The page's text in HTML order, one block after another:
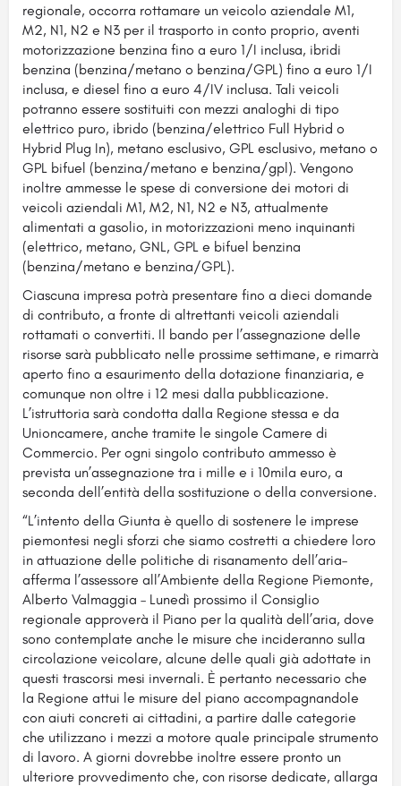
regionale, occorra rottamare un veicolo aziendale M1,
M2, N1, N2 e N3 per il trasporto in conto proprio, aventi
motorizzazione benzina fino a euro 1/I inclusa, ibridi
benzina (benzina/metano o benzina/GPL) fino a euro 1/I
inclusa, e diesel fino a euro 4/IV inclusa. Tali veicoli
potranno essere sostituiti con mezzi analoghi di tipo
elettrico puro, ibrido (benzina/elettrico Full Hybrid o
Hybrid Plug In), metano esclusivo, GPL esclusivo, metano o
GPL bifuel (benzina/metano e benzina/gpl). Vengono
inoltre ammesse le spese di conversione dei motori di
veicoli aziendali M1, M2, N1, N2 e N3, attualmente
alimentati a gasolio, in motorizzazioni meno inquinanti
(elettrico, metano, GNL, GPL e bifuel benzina
(benzina/metano e benzina/GPL).
Ciascuna impresa potrà presentare fino a dieci domande
di contributo, a fronte di altrettanti veicoli aziendali
rottamati o convertiti. Il bando per l’assegnazione delle
risorse sarà pubblicato nelle prossime settimane, e rimarrà
aperto fino a esaurimento della dotazione finanziaria, e
comunque non oltre i 12 mesi dalla pubblicazione.
L’istruttoria sarà condotta dalla Regione stessa e da
Unioncamere, anche tramite le singole Camere di
Commercio. Per ogni singolo contributo ammesso è
prevista un’assegnazione tra i mille e i 10mila euro, a
seconda dell’entità della sostituzione o della conversione.
“L’intento della Giunta è quello di sostenere le imprese
piemontesi negli sforzi che siamo costretti a chiedere loro
in attuazione delle politiche di risanamento dell’aria–
afferma l’assessore all’Ambiente della Regione Piemonte,
Alberto Valmaggia – Lunedì prossimo il Consiglio
regionale approverà il Piano per la qualità dell’aria, dove
sono contemplate anche le misure che incideranno sulla
circolazione veicolare, alcune delle quali già adottate in
questi trascorsi mesi invernali. È pertanto necessario che
la Regione attui le misure del piano accompagnandole
con aiuti concreti ai cittadini, a partire dalle categorie
che utilizzano i mezzi a motore quale principale strumento
di lavoro. A giorni dovrebbe inoltre essere pronto un
ulteriore provvedimento che, con risorse dedicate, allarga